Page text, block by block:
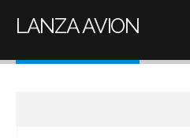
LANZA AVION